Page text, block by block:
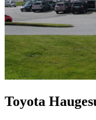
Toyota